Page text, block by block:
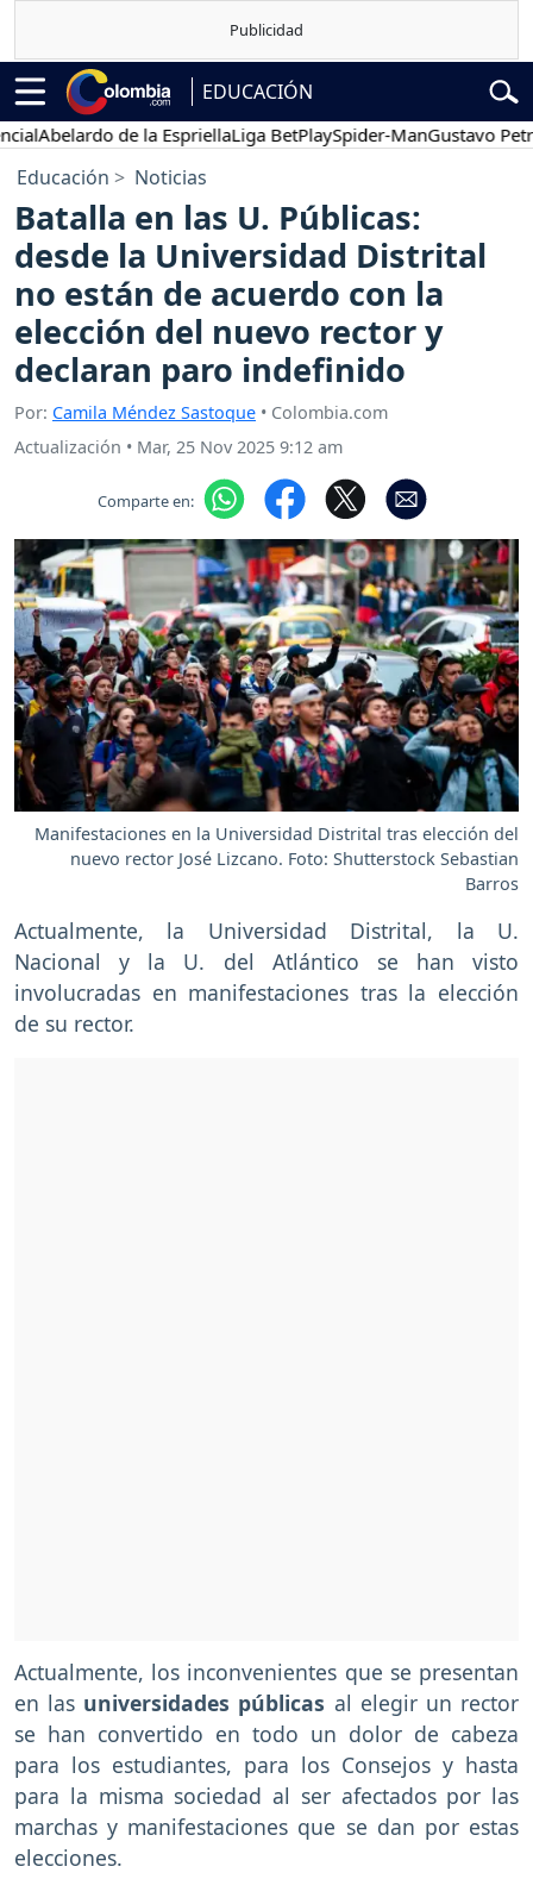
EDUCACIÓN
Abelardo de la EspriellaLiga BetPlaySpider-ManGustavo Petro
Educación Noticias
Batalla en las U. Públicas:
desde la Universidad Distrital
no están de acuerdo con la
elección del nuevo rector y
declaran paro indefinido
Por: Camila Méndez Sastoque • Colombia.com
Actualización • Mar, 25 Nov 2025 9:12 am
Comparte en:
Manifestaciones en la Universidad Distrital tras elección del
nuevo rector José Lizcano. Foto: Shutterstock Sebastian
Barros
Actualmente, la Universidad Distrital, la U.
Nacional y la U. del Atlántico se han visto
involucradas en manifestaciones tras la elección
de su rector.
Actualmente, los inconvenientes que se presentan
en las universidades públicas al elegir un rector
se han convertido en todo un dolor de cabeza
para los estudiantes, para los Consejos y hasta
para la misma sociedad al ser afectados por las
marchas y manifestaciones que se dan por estas
elecciones.